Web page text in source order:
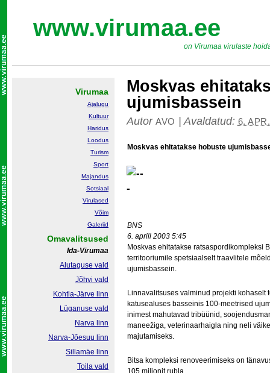
www.virumaa.ee
on Virumaa virulaste
Moskvas
ujumisbassein
Autor AVO |Avaldatud: 6.
Moskvas ehitatakse hobuste
BNS
6. aprill 2003 5:45
Moskvas ehitatakse ratsaspordikompleksi
territooriumile spetsiaalselt traavlitele
ujumisbassein.
Linnavalitsuses valminud projekti kohaselt
katusealuses basseinis 100-meetrised
inimest mahutavad tribüünid,
maneežiga, veterinaarhaigla ning neli
majutamiseks.
Bitsa kompleksi renoveerimiseks on
105 miljonit rubla.
Virumaa
Ajalugu
Kultuur
Haridus
Loodus
Turism
Sport
Majandus
Sotsiaal
Virulased
Võim
Galeriid
Omavalitsused
Ida-Virumaa
Alutaguse vald
Jõhvi vald
Kohtla-Järve linn
Lüganuse vald
Narva linn
Narva-Jõesuu linn
Sillamäe linn
Toila vald